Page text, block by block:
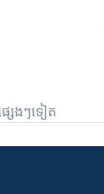
សេងៗទៀត